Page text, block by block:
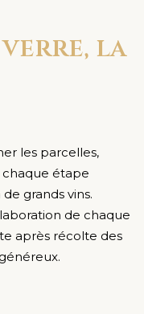
verre, la
les parcelles,
étape
grands vins.
de chaque
après récolte des